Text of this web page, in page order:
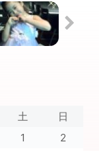
土 日
1
2